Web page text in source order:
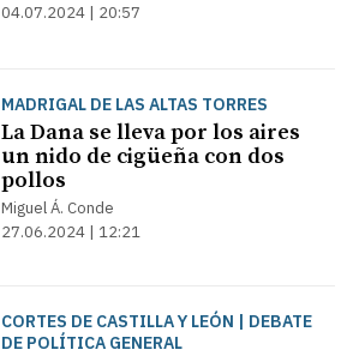
04.07.2024 | 20:57
MADRIGAL DE LAS ALTAS TORRES
La Dana se lleva por los aires
un nido de cigüeña con dos
pollos
Miguel Á. Conde
27.06.2024 | 12:21
CORTES DE CASTILLA Y LEÓN | DEBATE
DE POLÍTICA GENERAL